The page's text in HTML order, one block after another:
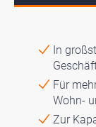
In
Für
Wohn-
Zur